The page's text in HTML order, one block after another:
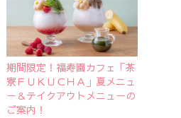
期間限定！福寿園カフェ「茶
寮ＦＵＫＵＣＨＡ」夏メニュ
ー＆テイクアウトメニューの
ご案内！